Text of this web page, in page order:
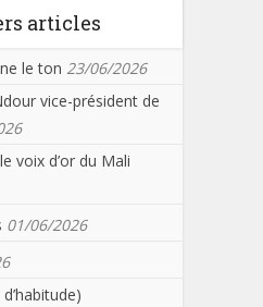
articles
le ton 23/06/2026
vice-président de
voix d’or du Mali
01/06/2026